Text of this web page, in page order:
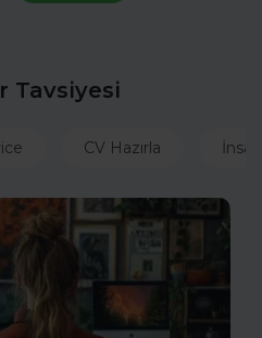
Tavsiyesi
CV Hazırla